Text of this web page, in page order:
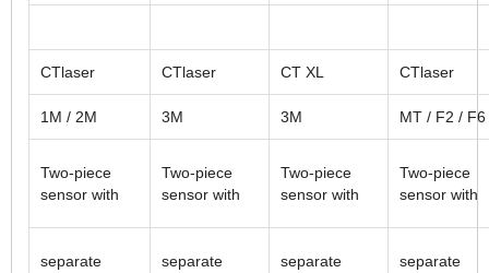
CTlaser CTlaser CT XL CTlaser
1M / 2M 3M 3M MT / F2 / F6
Two-piece
sensor with
Two-piece
sensor with
Two-piece
sensor with
Two-piece
sensor with
separate
separate
separate
separate